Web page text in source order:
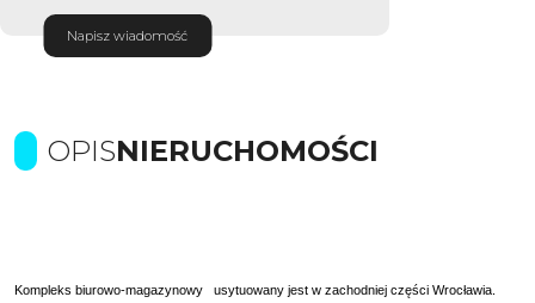
Napisz wiadomość
OPISNIERUCHOMOŚCI
Kompleks biurowo-magazynowy usytuowany jest w zachodniej części Wrocławia.